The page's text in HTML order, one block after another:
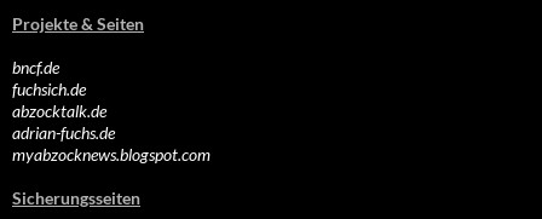
Projekte & Seiten
bncf.de
fuchsich.de
abzocktalk.de
adrian-fuchs.de
myabzocknews.blogspot.com
Sicherungsseiten